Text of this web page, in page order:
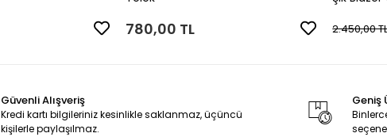
780,00 TL 2.450,00
Güvenli Alışveriş
Kredi kartı bilgileriniz kesinlikle saklanmaz, üçüncü
kişilerle paylaşılmaz.
Geniş